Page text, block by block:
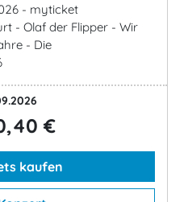
- myticket
- Olaf der Flipper - Wir
- Die
€
kaufen